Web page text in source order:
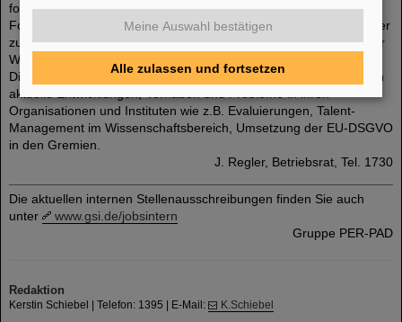
folgende forschungspolitische Themen diskutiert: Ausbau der
Forschungsinfrastrukturen und deren Finanzierung, Gestaltung der
zukünftigen Kooperation von Bund und Ländern, gute Arbeit in der
Wissenschaft und Gleichstellung in der Wissenschaft.
Die VertreterInnen der vier Forschungsorganisationen diskutierten
aktuelle Entwicklungen, Vorhaben und Probleme in ihren
Organisationen und Instituten wie z.B. Evaluierungen, Talent-
Management im Wissenschaftsbereich, Umsetzung der EU-DSGVO
in den Gremien.
J. Regler, Betriebsrat, Tel. 1730
Die aktuellen internen Stellenausschreibungen finden Sie auch
unter
www.gsi.de/jobsintern
Gruppe PER-PAD
Redaktion
Kerstin Schiebel | Telefon: 1395 | E-Mail:
K.Schiebel
Meine Auswahl bestätigen
Alle zulassen und fortsetzen